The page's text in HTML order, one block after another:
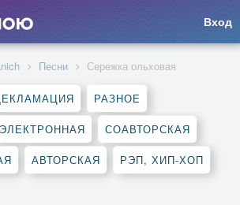
Вход
Песни Сережка ольховая
РАЗНОЕ
ЭЛЕКТРОННАЯ СОАВТОРСКАЯ
АВТОРСКАЯ РЭП, ХИП-ХОП